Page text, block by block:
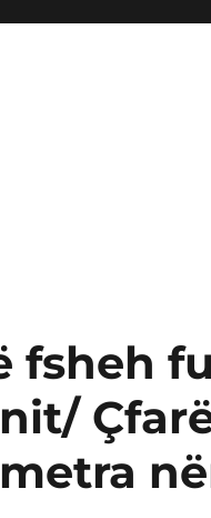
fsheh